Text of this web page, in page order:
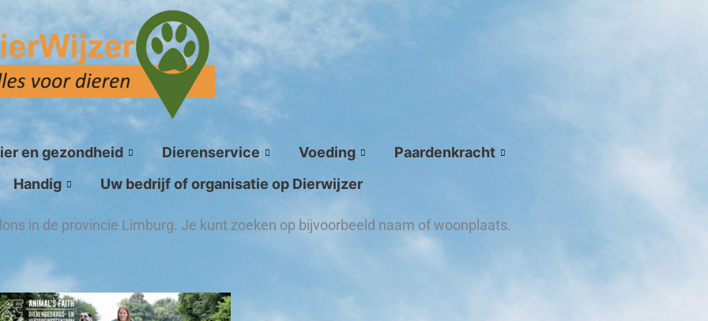
en gezondheid Dierenservice Voeding
Paardenkracht
Handig Uw bedrijf of organisatie op Dierwijzer
in de provincie Limburg. Je kunt zoeken op bijvoorbeeld naam of woonplaats.